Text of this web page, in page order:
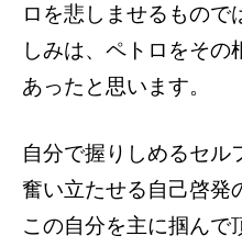
ロを悲しませるもので
しみは、ペトロをその
あったと思います。
自分で握りしめるセル
奮い立たせる自己啓発
この自分を主に掴んで